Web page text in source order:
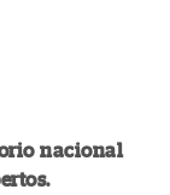
nacional